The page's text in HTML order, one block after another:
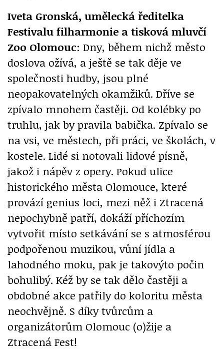
Iveta Gronská, umělecká ředitelka
Festivalu filharmonie a tisková mluvčí
Zoo Olomouc: Dny, během nichž město
doslova ožívá, a ještě se tak děje ve
společnosti hudby, jsou plné
neopakovatelných okamžiků. Dříve se
zpívalo mnohem častěji. Od kolébky po
truhlu, jak by pravila babička. Zpívalo se
na vsi, ve městech, při práci, ve školách, v
kostele. Lidé si notovali lidové písně,
jakož i nápěv z opery. Pokud ulice
historického města Olomouce, které
provází genius loci, mezi něž i Ztracená
nepochybně patří, dokáží příchozím
vytvořit místo setkávání se s atmosférou
podpořenou muzikou, vůní jídla a
lahodného moku, pak je takovýto počin
bohulibý. Kéž by se tak dělo častěji a
obdobné akce patřily do koloritu města
neochvějně. S díky tvůrcům a
organizátorům Olomouc (o)žije a
Ztracená Fest!